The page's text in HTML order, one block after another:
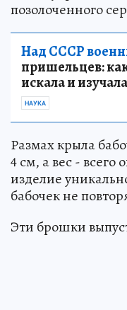
позолоченного
Над СССР
пришельцев:
искала и
НАУКА
Размах крыла
4 см, а вес - всего
изделие
бабочек не
Эти брошки